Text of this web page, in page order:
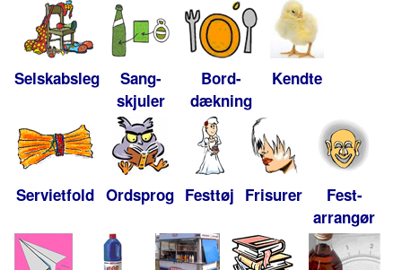
Selskabsleg
Sang-
skjuler
Bord-
dækning
Kendte
Servietfold Ordsprog Festtøj Frisurer
Fest-
arrangør